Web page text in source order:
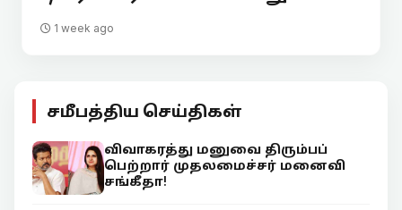
1 week ago
சமீபத்திய செய்திகள்
விவாகரத்து மனுவை திரும்பப்
பெற்றார் முதலமைச்சர் மனைவி
சங்கீதா!